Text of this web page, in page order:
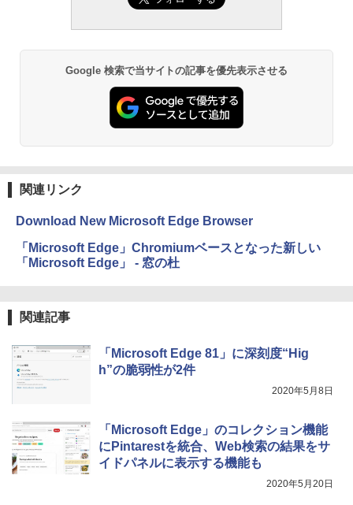
4(最新 永続版)|オンラインコード版|Wind
￥39,582
Robloxギフトカード - 2,000 Robux 【限
定バーチャルアイテムを含む】 【オンラ
インゲームコード】 ロブロックス | オン
ラインコード版
定バーチャルアイテムを含む】 【オンラ
ラインコード版
ンコード版
￥3,600
ズ (はぴーイラストLabo)
￥480
ClaudeCode いちばんやさしい 教科書:
非エンジニア 初心者 素人 でも安心 使い
方 マニュアル AI副業にもコンテンツ作成
にもKindle出版にも！ 非エンジニアのた
めのAIコーディング入門シリーズ
bデザイン入門講座［第2版］
￥1,292
￥1,600
ない、大きな画面で読みやすい、6週間持
書籍リーダー、ブラック、16GB、広告な
￥16,980
Kindle Paperwhite シグニチャーエディ
ション (32GB) 7インチディスプレイ、明
るさ自動調整、色調調節ライト、12週間
Amazon Kindle Colorsoft | 16GBストレ
ージ、防水、7インチカラーディスプレ
New Amazon Kindle Scribe Colorsoft |
11インチカラーディスプレイ、64GBスト
き、グラファイト
￥115,980
Google 検索で当サイトの記事を優先表示させる
関連リンク
Download New Microsoft Edge Browser
「Microsoft Edge」Chromiumベースとなった新しい
「Microsoft Edge」 - 窓の杜
関連記事
「Microsoft Edge 81」に深刻度“Hig
h”の脆弱性が2件
2020年5月8日
「Microsoft Edge」のコレクション機能
にPintarestを統合、Web検索の結果をサ
イドパネルに表示する機能も
2020年5月20日